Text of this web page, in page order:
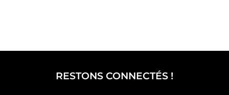
RESTONS CONNECTÉS !